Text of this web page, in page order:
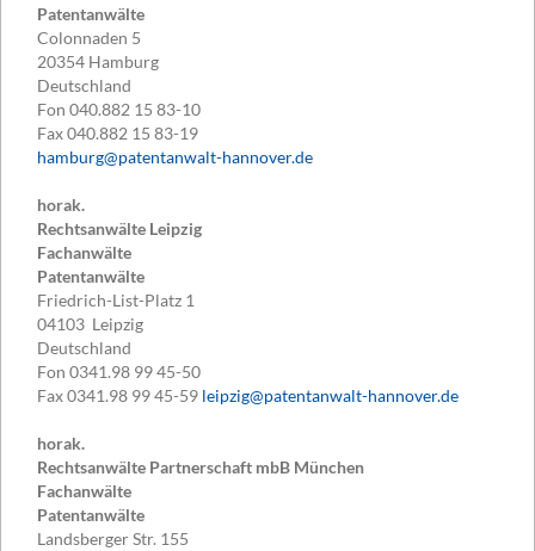
Patentanwälte
Colonnaden 5
20354 Hamburg
Deutschland
Fon 040.882 15 83-10
Fax040.882 15 83-19
hamburg@patentanwalt-hannover.de
horak.
Rechtsanwälte Leipzig
Fachanwälte
Patentanwälte
Friedrich-List-Platz 1
04103 Leipzig
Deutschland
Fon 0341.98 99 45-50
Fax0341.98 99 45-59 leipzig@patentanwalt-hannover.de
horak.
Rechtsanwälte Partnerschaft mbB München
Fachanwälte
Patentanwälte
Landsberger Str. 155